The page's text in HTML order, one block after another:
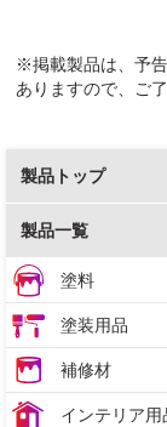
※掲載製品は、予
ありますので、ご
製品トップ
製品一覧
塗料
塗装用品
補修材
インテリア用